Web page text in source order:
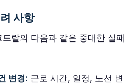
사항
랄의 다음과 같은 중대한 실패
변경: 근로 시간, 일정, 노선 변